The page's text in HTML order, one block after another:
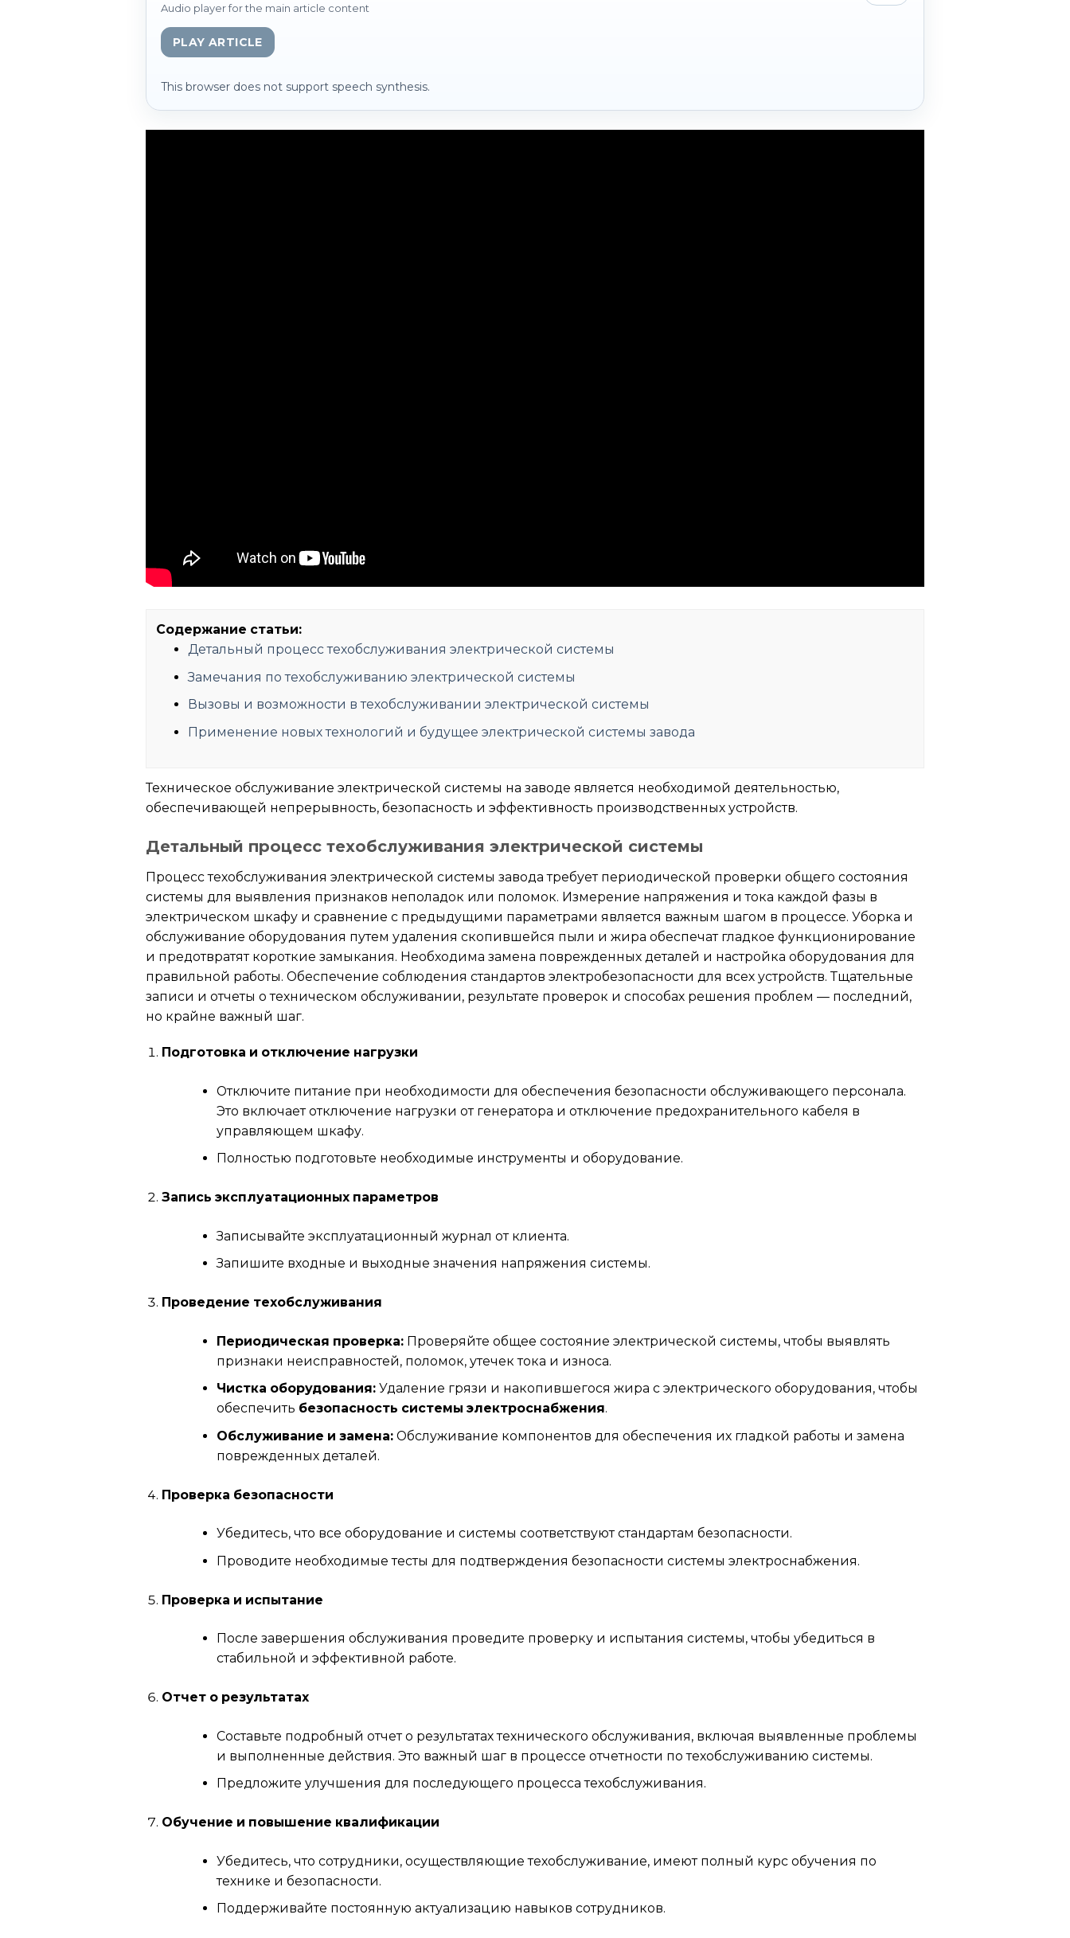
Audio player for the main article content
PLAY ARTICLE
This browser does not support speech synthesis.
Содержание статьи:
Детальный процесс техобслуживания электрической системы
Замечания по техобслуживанию электрической системы
Вызовы и возможности в техобслуживании электрической системы
Применение новых технологий и будущее электрической системы завода
Техническое обслуживание электрической системы на заводе является необходимой деятельностью,
обеспечивающей непрерывность, безопасность и эффективность производственных устройств.
Детальный процесс техобслуживания электрической системы
Процесс техобслуживания электрической системы завода требует периодической проверки общего состояния
системы для выявления признаков неполадок или поломок. Измерение напряжения и тока каждой фазы в
электрическом шкафу и сравнение с предыдущими параметрами является важным шагом в процессе. Уборка и
обслуживание оборудования путем удаления скопившейся пыли и жира обеспечат гладкое функционирование
и предотвратят короткие замыкания. Необходима замена поврежденных деталей и настройка оборудования для
правильной работы. Обеспечение соблюдения стандартов электробезопасности для всех устройств. Тщательные
записи и отчеты о техническом обслуживании, результате проверок и способах решения проблем — последний,
но крайне важный шаг.
Подготовка и отключение нагрузки
Отключите питание при необходимости для обеспечения безопасности обслуживающего персонала.
Это включает отключение нагрузки от генератора и отключение предохранительного кабеля в
управляющем шкафу.
Полностью подготовьте необходимые инструменты и оборудование.
Запись эксплуатационных параметров
Записывайте эксплуатационный журнал от клиента.
Запишите входные и выходные значения напряжения системы.
Проведение техобслуживания
Периодическая проверка:Проверяйте общее состояние электрической системы, чтобы выявлять
признаки неисправностей, поломок, утечек тока и износа.
Чистка оборудования:Удаление грязи и накопившегося жира с электрического оборудования, чтобы
обеспечить безопасность системы электроснабжения.
Обслуживание и замена:Обслуживание компонентов для обеспечения их гладкой работы и замена
поврежденных деталей.
Проверка безопасности
Убедитесь, что все оборудование и системы соответствуют стандартам безопасности.
Проводите необходимые тесты для подтверждения безопасности системы электроснабжения.
Проверка и испытание
После завершения обслуживания проведите проверку и испытания системы, чтобы убедиться в
стабильной и эффективной работе.
Отчет о результатах
Составьте подробный отчет о результатах технического обслуживания, включая выявленные проблемы
и выполненные действия. Это важный шаг в процессе отчетности по техобслуживанию системы.
Предложите улучшения для последующего процесса техобслуживания.
Обучение и повышение квалификации
Убедитесь, что сотрудники, осуществляющие техобслуживание, имеют полный курс обучения по
технике и безопасности.
Поддерживайте постоянную актуализацию навыков сотрудников.